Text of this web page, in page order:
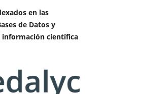
en las
de Datos y
información científica